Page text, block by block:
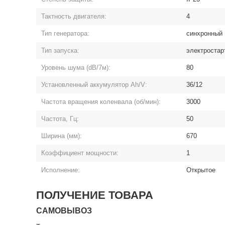
Тактность двигателя: 4
Тип генератора: синхронный
Тип запуска:
Уровень шума (dB/7м): 80
Установленный аккумулятор Ah/V: 36/12
Частота вращения коленвала (об/мин): 3000
Частота, Гц: 50
Ширина (мм): 670
Коэффициент мощности: 1
Исполнение: Открытое
ПОЛУЧЕНИЕ ТОВАРА
САМОВЫВОЗ